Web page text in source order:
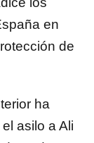
en
de
ha
asilo a Ali